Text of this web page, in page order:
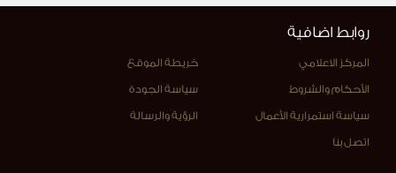
روابط اضافية
المركز الاعلامي خريطة الموقع
الأحكام والشروط سياسة الجودة
سياسة استمرارية الأعمال الرؤية والرسالة
اتصل بنا